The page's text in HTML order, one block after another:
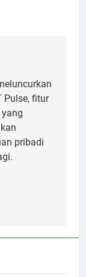
Pulse, fitur
yang
pribadi